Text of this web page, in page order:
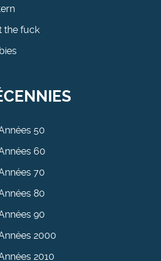
the fuck
50
60
70
80
90
2000
2010